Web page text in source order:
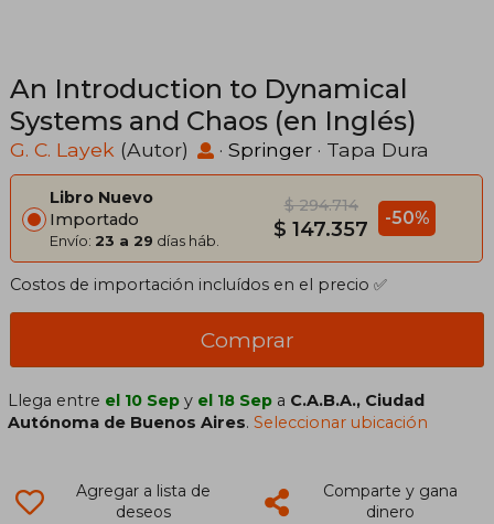
An Introduction to Dynamical
Systems and Chaos (en Inglés)
G. C. Layek (Autor) · Springer · Tapa Dura
Libro Nuevo
Importado
Envío: 23 a 29 días háb.
$ 294.714
$ 147.357 -50%
Costos de importación incluídos en el precio ✅
Comprar
Llega entre el 10 Sep y el 18 Sep a C.A.B.A., Ciudad
Autónoma de Buenos Aires.Seleccionar ubicación
Agregar a lista de
deseos
Comparte y gana
dinero